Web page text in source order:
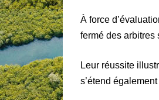
À force
fermé des arbitres
Leur réussite
s’étend